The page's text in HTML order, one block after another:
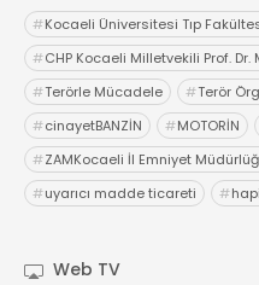
#Kocaeli Üniversitesi Tıp
#CHP Kocaeli Milletvekili Prof.
#Terörle Mücadele #Terör
#cinayetBANZİN #MOTORİN
#ZAMKocaeli İl Emniyet
#uyarıcı madde ticareti #
Web TV